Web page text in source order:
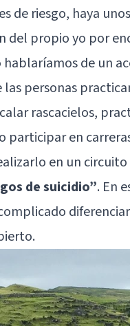
de riesgo, haya
del propio yo por
de un
las personas
rascacielos,
participar en
en un
de suicidio”. En